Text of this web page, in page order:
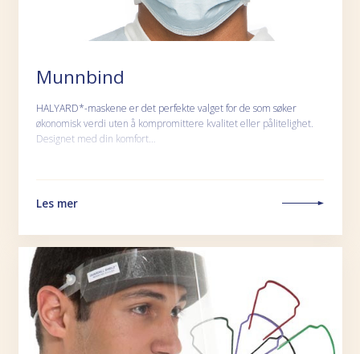
Munnbind
HALYARD*-maskene er det perfekte valget for de som søker
økonomisk verdi uten å kompromittere kvalitet eller pålitelighet.
Designet med din komfort…
Les mer